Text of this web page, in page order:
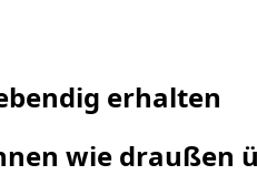
erhalten
wie draußen